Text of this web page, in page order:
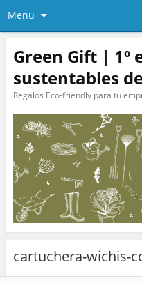
Menu
Green Gift | 1º
sustentables
Regalos Eco-friendly para tu
cartuchera-wichis-